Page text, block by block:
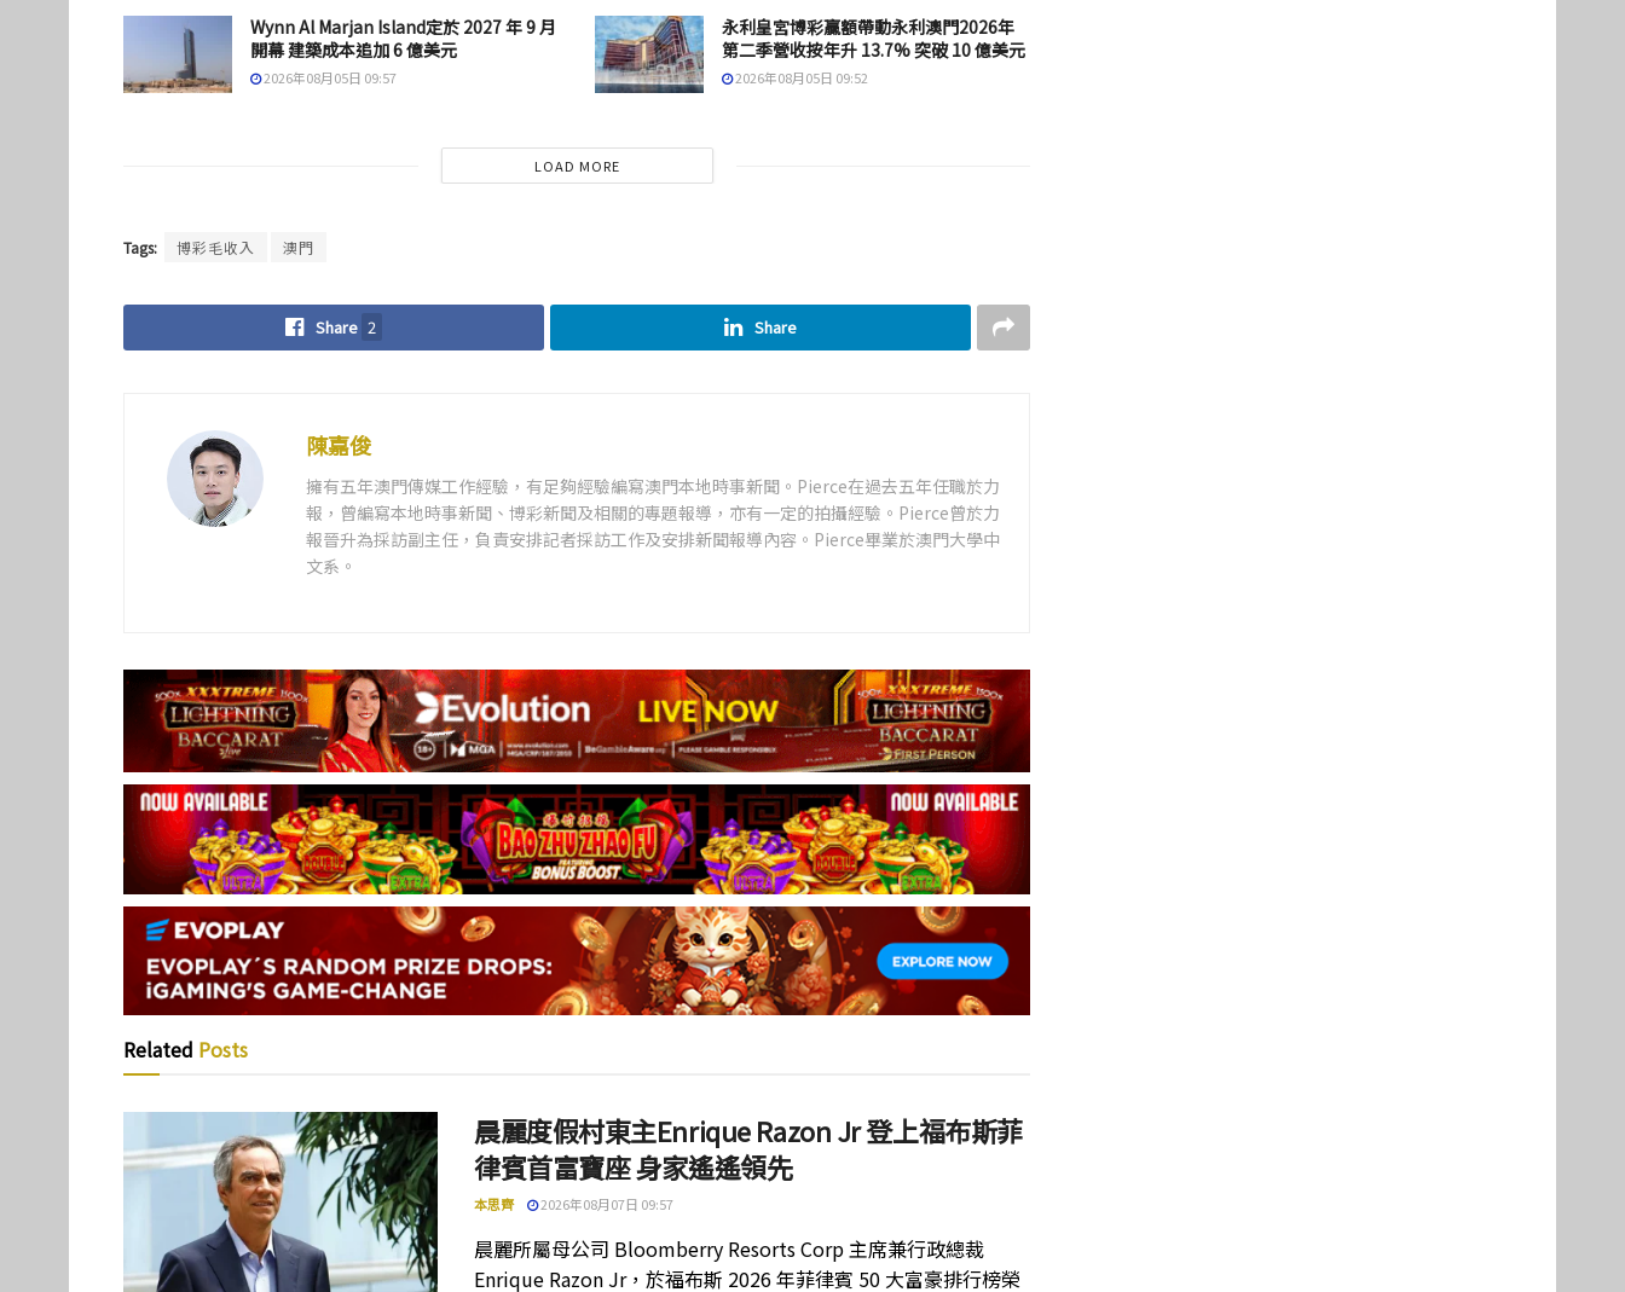
Wynn Al Marjan Island定於 2027 年 9 月
開幕 建築成本追加 6 億美元
2026年08月05日 09:57
永利皇宮博彩贏額帶動永利澳門2026年
第二季營收按年升 13.7% 突破 10 億美元
2026年08月05日 09:52
LOAD MORE
Tags: 博彩毛收入 澳門
Share 2 Share
陳嘉俊
擁有五年澳門傳媒工作經驗，有足夠經驗編寫澳門本地時事新聞。Pierce在過去五年任職於力
報，曾編寫本地時事新聞、博彩新聞及相關的專題報導，亦有一定的拍攝經驗。Pierce曾於力
報晉升為採訪副主任，負責安排記者採訪工作及安排新聞報導內容。Pierce畢業於澳門大學中
文系。
Related Posts
晨麗度假村東主Enrique Razon Jr 登上福布斯菲
律賓首富寶座 身家遙遙領先
本思齊 2026年08月07日 09:57
晨麗所屬母公司 Bloomberry Resorts Corp 主席兼行政總裁
Enrique Razon Jr，於福布斯 2026 年菲律賓 50 大富豪排行榜榮